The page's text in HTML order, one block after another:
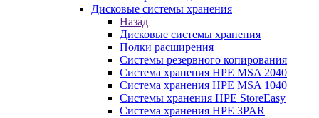
Дисковые системы хранения
Назад
Дисковые системы хранения
Полки расширения
Системы резервного копирования
Система хранения HPE MSA 2040
Система хранения HPE MSA 1040
Системы хранения HPE StoreEasy
Система хранения HPE 3PAR